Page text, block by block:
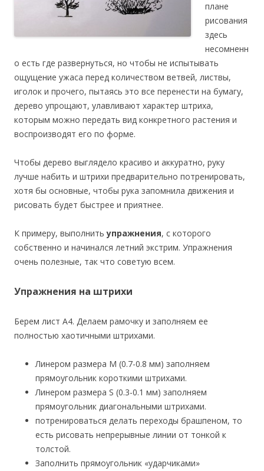
плане
рисования
здесь
несомненн
о есть где развернуться, но чтобы не испытывать
ощущение ужаса перед количеством ветвей, листвы,
иголок и прочего, пытаясь это все перенести на бумагу,
дерево упрощают, улавливают характер штриха,
которым можно передать вид конкретного растения и
воспроизводят его по форме.
Чтобы дерево выглядело красиво и аккуратно, руку
лучше набить и штрихи предварительно потренировать,
хотя бы основные, чтобы рука запомнила движения и
рисовать будет быстрее и приятнее.
К примеру, выполнить упражнения, с которого
собственно и начинался летний экстрим. Упражнения
очень полезные, так что советую всем.
Упражнения на штрихи
Берем лист А4. Делаем рамочку и заполняем ее
полностью хаотичными штрихами.
Линером размера М (0.7-0.8 мм) заполняем
прямоугольник короткими штрихами.
Линером размера S (0.3-0.1 мм) заполняем
прямоугольник диагональными штрихами.
потренироваться делать переходы брашпеном, то
есть рисовать непрерывные линии от тонкой к
толстой.
Заполнить прямоугольник «ударчиками»